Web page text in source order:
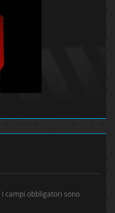
I campi obbligatori sono